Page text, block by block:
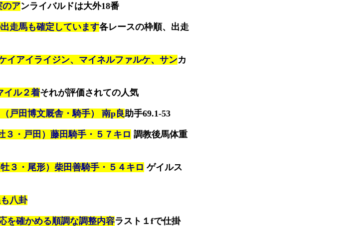
のアンライバルドは大外18番
走馬も確定しています各レースの枠順、出走
イアイライジン、マイネルファルケ、サンカ
イル２着それが評価されての人気
戸田博文厩舎・騎手） 南p良助手69.1-53
３・戸田）藤田騎手・５７キロ 調教後馬体重
３・尾形）柴田善騎手・５４キロ ゲイルス
八卦
を確かめる順調な調整内容ラスト１fで仕掛